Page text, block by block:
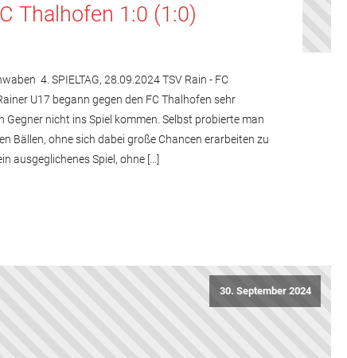
Thalhofen 1:0 (1:0)
4. SPIELTAG, 28.09.2024 TSV Rain - FC
U17 begann gegen den FC Thalhofen sehr
Gegner nicht ins Spiel kommen. Selbst probierte man
Bällen, ohne sich dabei große Chancen erarbeiten zu
ausgeglichenes Spiel, ohne […]
30. September 2024